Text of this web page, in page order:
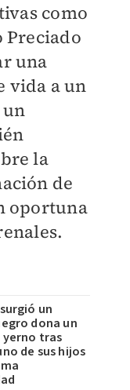
como
Preciado
una
vida a un
un
la
de
oportuna
un
dona un
yerno tras
de sus hijos